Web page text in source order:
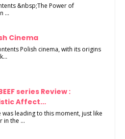
&nbsp;The Power of
...
Cinema
Polish cinema, with its origins
series Review :
Affect...
leading to this moment, just like
in the ...